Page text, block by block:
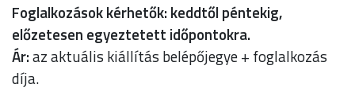
Foglalkozások kérhetők: keddtől péntekig,
előzetesen egyeztetett időpontokra.
Ár:az aktuális kiállítás belépőjegye + foglalkozás
díja.